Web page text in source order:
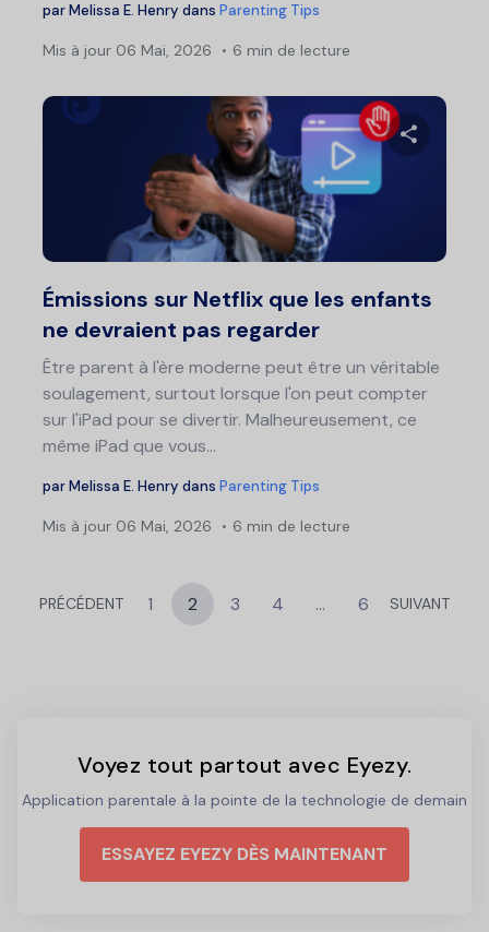
parMelissa E. Henry dans Parenting Tips
Mis à jour 06 Mai, 2026 6 min de lecture
Émissions sur Netflix que les enfants
ne devraient pas regarder
Être parent à l'ère moderne peut être un véritable
soulagement, surtout lorsque l'on peut compter
sur l'iPad pour se divertir. Malheureusement, ce
même iPad que vous...
parMelissa E. Henry dans Parenting Tips
Mis à jour 06 Mai, 2026 6 min de lecture
PRÉCÉDENT 1 2 3 4 … 6 SUIVANT
Voyez tout partout avec Eyezy.
Application parentale à la pointe de la technologie de demain
ESSAYEZ EYEZY DÈS MAINTENANT